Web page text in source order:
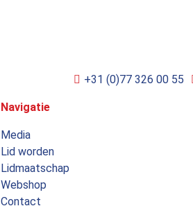
+31 (0)77 326 00 55
Navigatie
Media
Lid worden
Lidmaatschap
Webshop
Contact